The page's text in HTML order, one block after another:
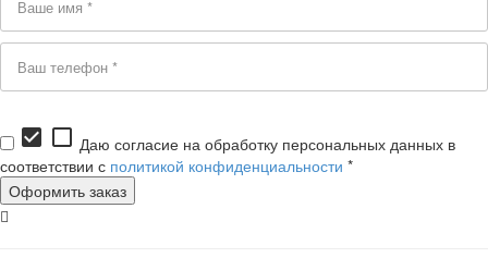
check_box check_box_outline_blank Даю согласие на обработку персональных данных в
соответствии с политикой конфиденциальности *